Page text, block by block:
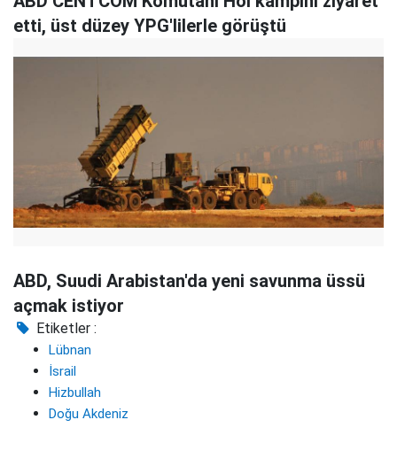
etti, üst düzey YPG'lilerle görüştü
ABD, Suudi Arabistan'da yeni savunma üssü
açmak istiyor
Etiketler :
Lübnan
İsrail
Hizbullah
Doğu Akdeniz